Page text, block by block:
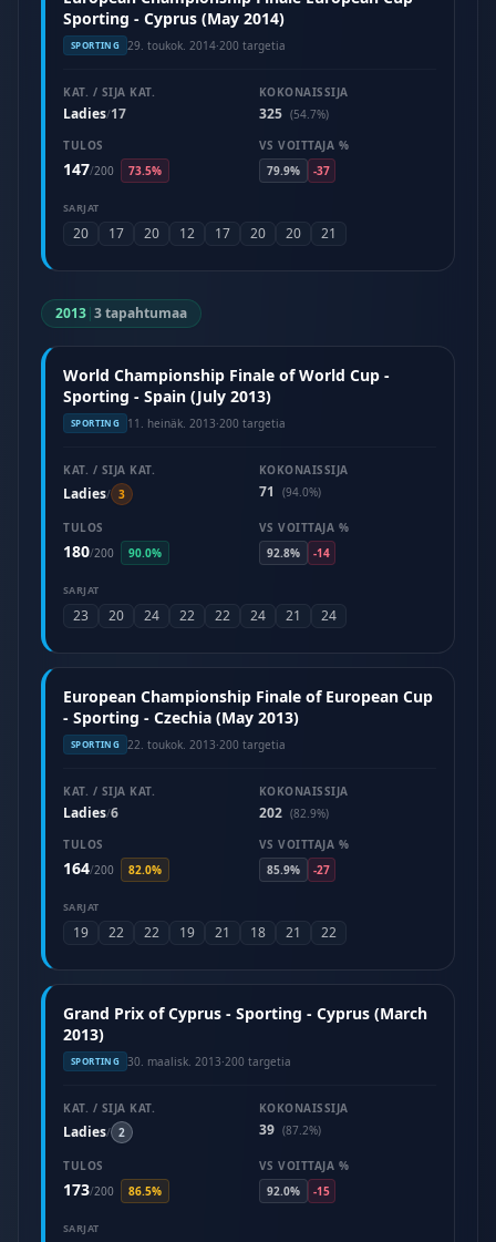
Sporting - Cyprus (May 2014)
SPORTING 29. toukok. 2014·200 targetia
KAT. / SIJA KAT.
Ladies/17
KOKONAISSIJA
325 (54.7%)
TULOS
147/200 73.5%
VS VOITTAJA %
79.9%
-37
SARJAT
20 17 20 12 17 20 20 21
2013|3 tapahtumaa
World Championship Finale of World Cup -
Sporting - Spain (July 2013)
SPORTING 11. heinäk. 2013·200 targetia
KAT. / SIJA KAT.
Ladies/ 3
KOKONAISSIJA
71 (94.0%)
TULOS
180/200 90.0%
VS VOITTAJA %
92.8%
-14
SARJAT
23 20 24 22 22 24 21 24
European Championship Finale of European Cup
- Sporting - Czechia (May 2013)
SPORTING 22. toukok. 2013·200 targetia
KAT. / SIJA KAT.
Ladies/6
KOKONAISSIJA
202 (82.9%)
TULOS
164/200 82.0%
VS VOITTAJA %
85.9%
-27
SARJAT
19 22 22 19 21 18 21 22
Grand Prix of Cyprus - Sporting - Cyprus (March
2013)
SPORTING 30. maalisk. 2013·200 targetia
KAT. / SIJA KAT.
Ladies/ 2
KOKONAISSIJA
39 (87.2%)
TULOS
173/200 86.5%
VS VOITTAJA %
92.0%
-15
SARJAT